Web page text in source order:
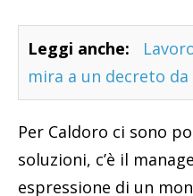
Leggi anche:
mira a un decreto
Per Caldoro ci sono
soluzioni, c’è il
espressione di un